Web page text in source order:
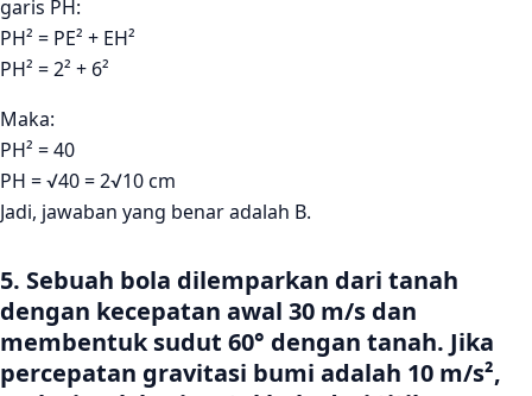
garis PH:
PH² = PE² + EH²
PH² = 2² + 6²
Maka:
PH² = 40
PH = √40 = 2√10 cm
Jadi, jawaban yang benar adalah B.
5. Sebuah bola dilemparkan dari tanah
dengan kecepatan awal 30 m/s dan
membentuk sudut 60° dengan tanah. Jika
percepatan gravitasi bumi adalah 10 m/s²,